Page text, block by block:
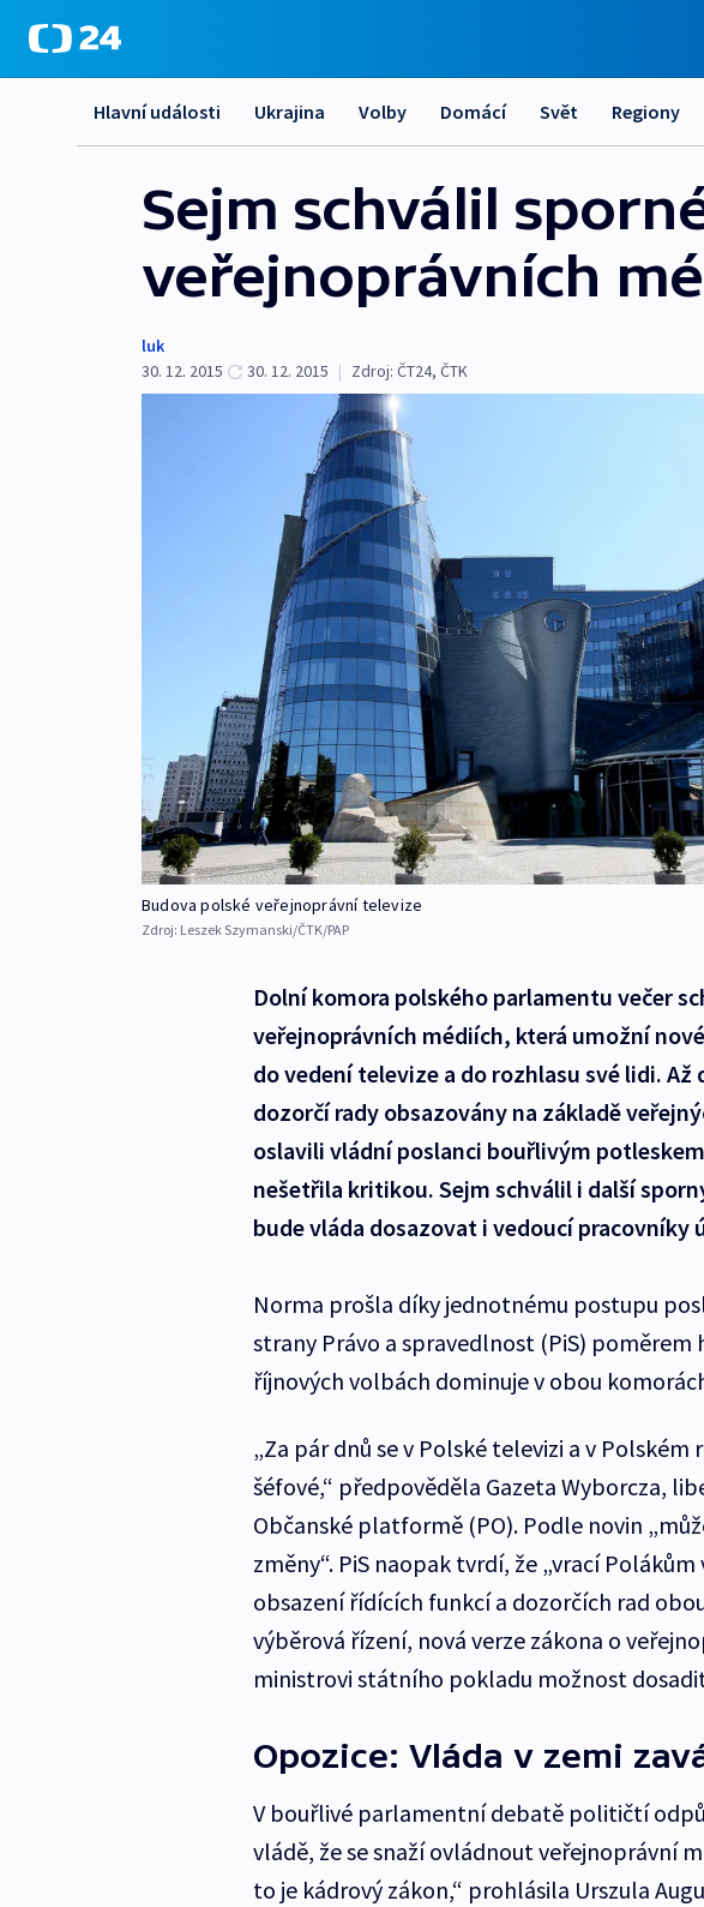
Hlavní události Ukrajina Volby Domácí Svět Regiony
Sejm schválil
veřejnoprávních
luk
30. 12. 2015
30. 12. 2015 | Zdroj: ČT24, ČTK
Budova polské veřejnoprávní televize
Zdroj: Leszek Szymanski/ČTK/PAP
Dolní komora polského parlamentu večer
veřejnoprávních médiích, která umožní
do vedení televize a do rozhlasu své lidi.
dozorčí rady obsazovány na základě
oslavili vládní poslanci bouřlivým
nešetřila kritikou. Sejm schválil i další
bude vláda dosazovat i vedoucí pracovníky
Norma prošla díky jednotnému postupu
strany Právo a spravedlnost (PiS) poměrem
říjnových volbách dominuje v obou
„Za pár dnů se v Polské televizi a v
šéfové,“ předpověděla Gazeta Wyborcza,
Občanské platformě (PO). Podle novin
změny“. PiS naopak tvrdí, že „vrací
obsazení řídících funkcí a dozorčích rad
výběrová řízení, nová verze zákona o
ministrovi státního pokladu možnost
Opozice: Vláda v zemi
V bouřlivé parlamentní debatě političtí
vládě, že se snaží ovládnout veřejnoprávní
to je kádrový zákon,“ prohlásila Urszula